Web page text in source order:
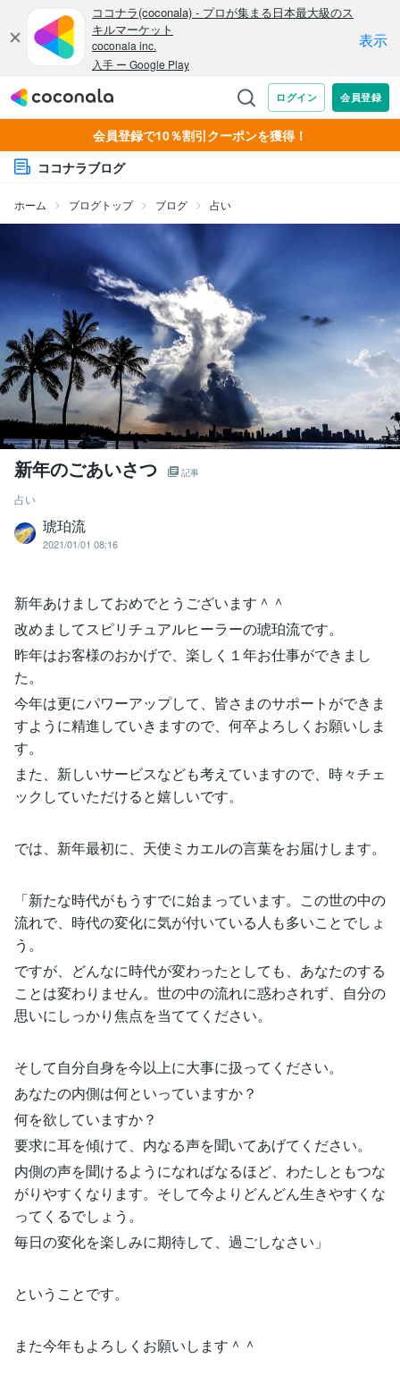
会員登録で10％割引クーポンを獲得！
ココナラブログ
ホーム ブログトップ ブログ 占い
新年のごあいさつ 記事
占い
琥珀流
2021/01/01 08:16
新年あけましておめでとうございます＾＾
改めましてスピリチュアルヒーラーの琥珀流です。
昨年はお客様のおかげで、楽しく１年お仕事ができまし
た。
今年は更にパワーアップして、皆さまのサポートができま
すように精進していきますので、何卒よろしくお願いしま
す。
また、新しいサービスなども考えていますので、時々チェ
ックしていただけると嬉しいです。
では、新年最初に、天使ミカエルの言葉をお届けします。
「新たな時代がもうすでに始まっています。この世の中の
流れで、時代の変化に気が付いている人も多いことでしょ
う。
ですが、どんなに時代が変わったとしても、あなたのする
ことは変わりません。世の中の流れに惑わされず、自分の
思いにしっかり焦点を当ててください。
そして自分自身を今以上に大事に扱ってください。
あなたの内側は何といっていますか？
何を欲していますか？
要求に耳を傾けて、内なる声を聞いてあげてください。
内側の声を聞けるようになればなるほど、わたしともつな
がりやすくなります。そして今よりどんどん生きやすくな
ってくるでしょう。
毎日の変化を楽しみに期待して、過ごしなさい」
ということです。
また今年もよろしくお願いします＾＾